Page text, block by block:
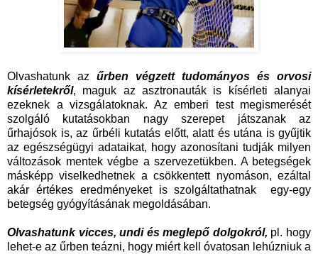
Olvashatunk az űrben végzett tudományos és orvosi
kísérletekről, maguk az asztronauták is kísérleti alanyai
ezeknek a vizsgálatoknak. Az emberi test megismerését
szolgáló kutatásokban nagy szerepet játszanak az
űrhajósok is, az űrbéli kutatás előtt, alatt és utána is gyűjtik
az egészségügyi adataikat, hogy azonosítani tudják milyen
változások mentek végbe a szervezetükben. A betegségek
másképp viselkedhetnek a csökkentett nyomáson, ezáltal
akár értékes eredményeket is szolgáltathatnak egy-egy
betegség gyógyításának megoldásában.
Olvashatunk vicces, undi és meglepő dolgokról, pl. hogy
lehet-e az űrben teázni, hogy miért kell óvatosan lehúzniuk a